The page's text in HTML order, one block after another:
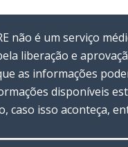
não é um serviço
liberação e
as informações
disponíveis
caso isso aconteça,